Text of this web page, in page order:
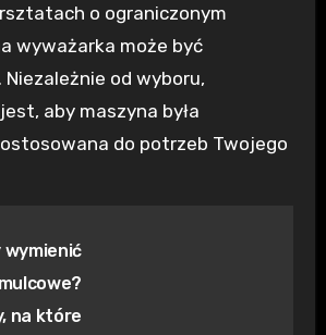
o ograniczonym
wyważarka może być
od wyboru,
aby maszyna była
do potrzeb Twojego
wymienić
na które